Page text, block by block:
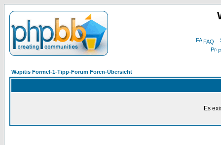
FAQ
Wapitis Formel-1-Tipp-Forum Foren-Übersicht
Es